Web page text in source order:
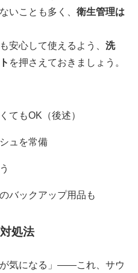
いことも多く、 衛生管理は
安心して使えるよう、 洗
を押さえておきましょう。
てもOK（後述）
ュを常備
バックアップ用品も
処法
が気になる」――これ、サウ